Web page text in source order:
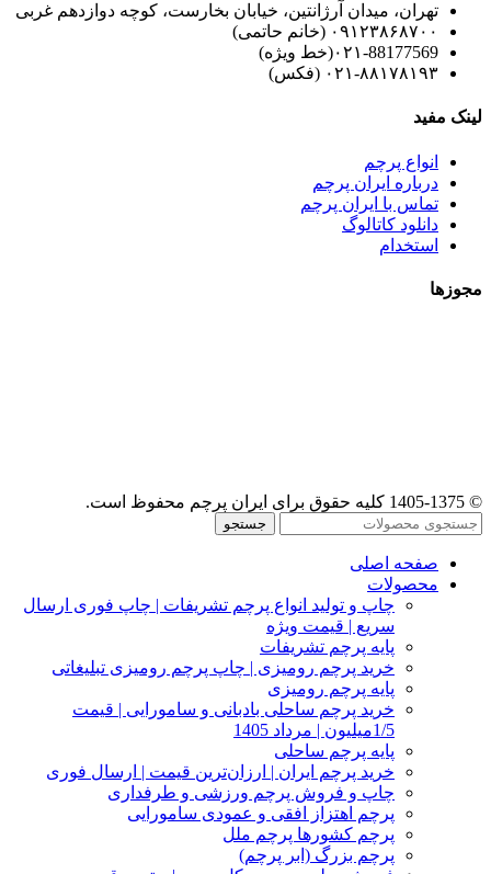
تهران، میدان آرژانتین، خیابان بخارست، کوچه دوازدهم غربی
۰۹۱۲۳۸۶۸۷۰۰ (خانم حاتمی)
۰۲۱-88177569(خط ویژه)
۰۲۱-۸۸۱۷۸۱۹۳ (فکس)
لینک مفید
انواع پرچم
درباره ایران پرچم
تماس با ایران پرچم
دانلود کاتالوگ
استخدام
مجوزها
© 1405-1375 کلیه حقوق برای ایران پرچم محفوظ است.
جستجو
صفحه اصلی
محصولات
چاپ و تولید انواع پرچم تشریفات | چاپ فوری ارسال
سریع | قیمت ویژه
پایه پرچم تشریفات
خرید پرچم رومیزی | چاپ پرچم رومیزی تبلیغاتی
پایه پرچم رومیزی
خرید پرچم ساحلی بادبانی و سامورایی | قیمت
1/5میلیون | مرداد 1405
پایه پرچم ساحلی
خرید پرچم ایران | ارزان‌ترین قیمت | ارسال فوری
چاپ و فروش پرچم ورزشی و طرفداری
پرچم اهتزاز افقی و عمودی سامورایی
پرچم کشورها پرچم ملل
پرچم بزرگ (ابر پرچم)